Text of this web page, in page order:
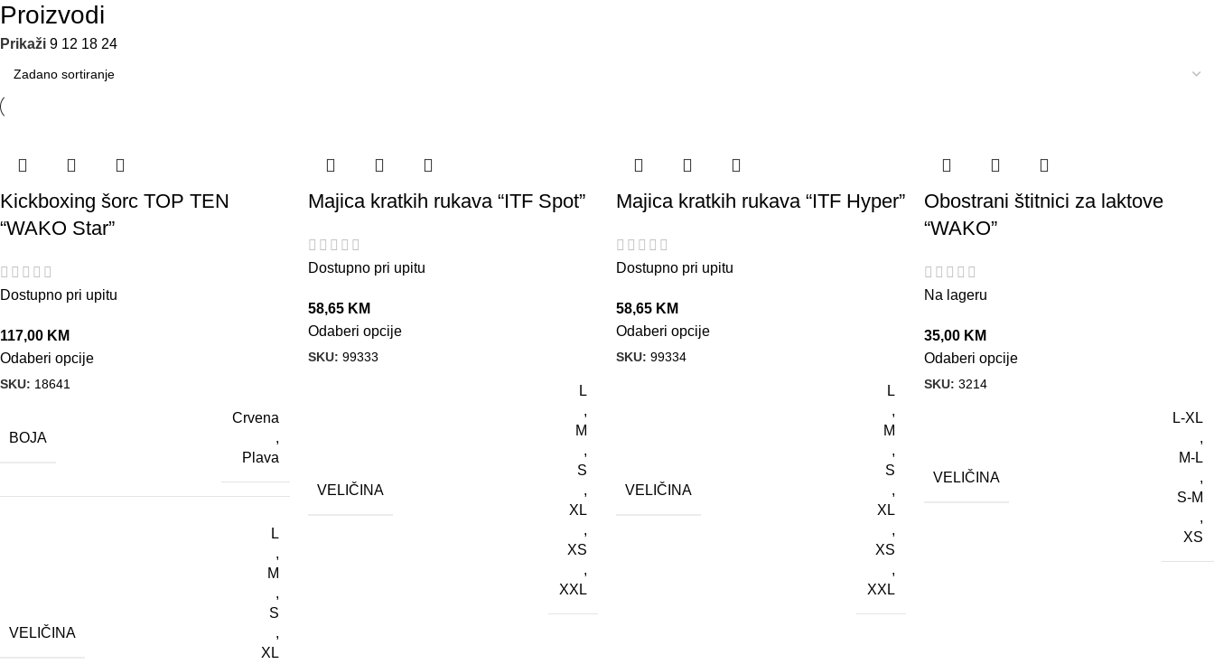
Proizvodi
Prikaži 9 12 18 24
Kickboxing šorc TOP TEN
“WAKO Star”
Dostupno pri upitu
117,00 KM
Odaberi opcije
SKU: 18641
BOJA
Crvena
,
Plava
VELIČINA
L
,
M
,
S
,
XL
Majica kratkih rukava “ITF Spot”
Dostupno pri upitu
58,65 KM
Odaberi opcije
SKU: 99333
VELIČINA
L
,
M
,
S
,
XL
,
XS
,
XXL
Majica kratkih rukava “ITF Hyper”
Dostupno pri upitu
58,65 KM
Odaberi opcije
SKU: 99334
VELIČINA
L
,
M
,
S
,
XL
,
XS
,
XXL
Obostrani štitnici za laktove
“WAKO”
Na lageru
35,00 KM
Odaberi opcije
SKU: 3214
VELIČINA
L-XL
,
M-L
,
S-M
,
XS